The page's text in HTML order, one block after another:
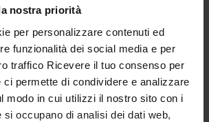
nostra priorità
per personalizzare contenuti ed
funzionalità dei social media e per
traffico Ricevere il tuo consenso per
ci permette di condividere e analizzare
modo in cui utilizzi il nostro sito con i
occupano di analisi dei dati web,
rimane fondamentale.
un primo controllo visivo del
alla corretta
packaging definitivo,
durante le successive
e trasporto.